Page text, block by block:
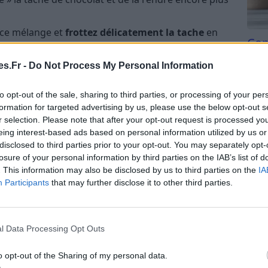
- Do Not Process My Personal Information
opt-out of the sale, sharing to third parties, or processing of your
for targeted advertising by us, please use the below opt-out
selection. Please note that after your opt-out request is processed
interest-based ads based on personal information utilized by us
to third parties prior to your opt-out. You may separately
of your personal information by third parties on the IAB’s list of
This information may also be disclosed by us to third parties on the
Participants that may further disclose it to other third parties.
Data Processing Opt Outs
opt-out of the Sharing of my personal data.
mélange et frottez délicatement la tache en
Pour éviter toute auréole, veillez à étendre
elle-même.
froide est préférable, car l’eau chaude pourrait
linge en machine, en suivant le programme
Si le tissu ne peut pas être lavé en machine,
du fabricant.
à enlever une tache de chocolat fraîche sur du
de fauteuils ou d’autres surfaces.
en tissu, pas seulement la tache !
incrustée avec du vinaigre
Tri
du